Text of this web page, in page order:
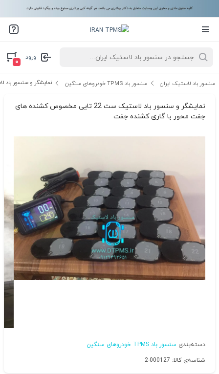
ورود
۰
سنسور باد لاستیک ایران سنسور باد TPMS خودروهای سنگین نمایشگر و سنسور باد لاستیک ست 22 تایی مخصوص کشنده
نمایشگر و سنسور باد لاستیک ست 22 تایی مخصوص کشنده های
جفت محور با گاری کشنده جفت
دسته‌بندی سنسور باد TPMS خودروهای سنگین
شناسه‌ی کالا: 000127-2